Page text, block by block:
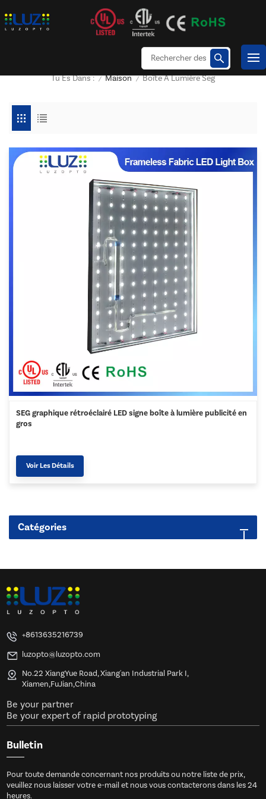
Tu Es Dans : / Maison / Boîte À Lumière Seg
SEG graphique rétroéclairé LED signe boîte à lumière publicité en
gros
Voir Les Détails
Catégories
+8613635216739
luzopto@luzopto.com
No.22 XiangYue Road, Xiang'an Industrial Park I,
Xiamen,FuJian,China
Be your partner
Be your expert of rapid prototyping
Bulletin
Pour toute demande concernant nos produits ou notre liste de prix,
veuillez nous laisser votre e-mail et nous vous contacterons dans les 24
heures.